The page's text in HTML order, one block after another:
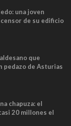
una joven
de su edificio
minutos
que
pedazo de Asturias
chapuza: el
20 millones el
cabían por los